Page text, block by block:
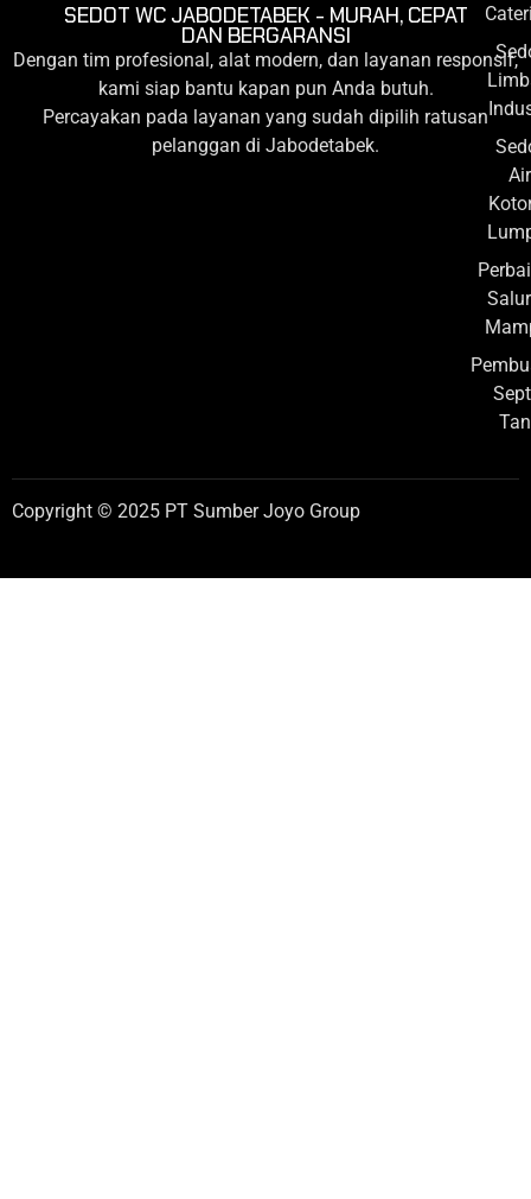
SEDOT WC JABODETABEK - MURAH, CEPAT
DAN BERGARANSI
Dengan tim profesional, alat modern, dan layanan responsif,
kami siap bantu kapan pun Anda butuh.
Percayakan pada layanan yang sudah dipilih ratusan
pelanggan di Jabodetabek.
Air
Copyright © 2025 PT Sumber Joyo Group